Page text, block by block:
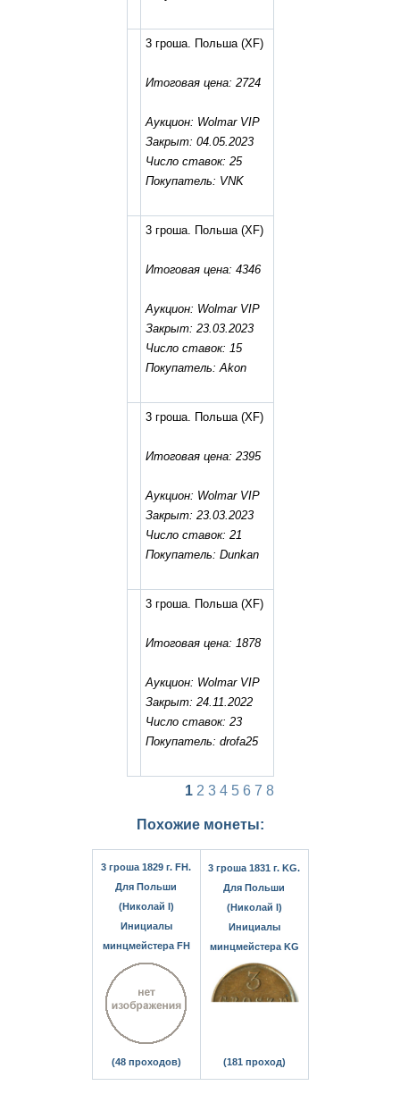
3 гроша. Польша(XF)
Итоговая цена: 2724
Аукцион: Wolmar VIP
Закрыт: 04.05.2023
Число ставок: 25
Покупатель: VNK
3 гроша. Польша(XF)
Итоговая цена: 4346
Аукцион: Wolmar VIP
Закрыт: 23.03.2023
Число ставок: 15
Покупатель: Akon
3 гроша. Польша(XF)
Итоговая цена: 2395
Аукцион: Wolmar VIP
Закрыт: 23.03.2023
Число ставок: 21
Покупатель: Dunkan
3 гроша. Польша(XF)
Итоговая цена: 1878
Аукцион: Wolmar VIP
Закрыт: 24.11.2022
Число ставок: 23
Покупатель: drofa25
1 2 3 4 5 6 7 8
Похожие монеты:
3 гроша 1829 г. FH.
Для Польши
(Николай I)
Инициалы
минцмейстера FH
(48 проходов)
3 гроша 1831 г. KG.
Для Польши
(Николай I)
Инициалы
минцмейстера KG
(181 проход)